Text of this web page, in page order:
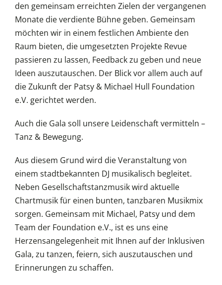
den gemeinsam erreichten Zielen der vergangenen
Monate die verdiente Bühne geben. Gemeinsam
möchten wir in einem festlichen Ambiente den
Raum bieten, die umgesetzten Projekte Revue
passieren zu lassen, Feedback zu geben und neue
Ideen auszutauschen. Der Blick vor allem auch auf
die Zukunft der Patsy & Michael Hull Foundation
e.V. gerichtet werden.
Auch die Gala soll unsere Leidenschaft vermitteln –
Tanz & Bewegung.
Aus diesem Grund wird die Veranstaltung von
einem stadtbekannten DJ musikalisch begleitet.
Neben Gesellschaftstanzmusik wird aktuelle
Chartmusik für einen bunten, tanzbaren Musikmix
sorgen. Gemeinsam mit Michael, Patsy und dem
Team der Foundation e.V., ist es uns eine
Herzensangelegenheit mit Ihnen auf der Inklusiven
Gala, zu tanzen, feiern, sich auszutauschen und
Erinnerungen zu schaffen.